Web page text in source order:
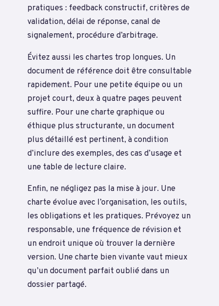
pratiques : feedback constructif, critères de
validation, délai de réponse, canal de
signalement, procédure d’arbitrage.
Évitez aussi les chartes trop longues. Un
document de référence doit être consultable
rapidement. Pour une petite équipe ou un
projet court, deux à quatre pages peuvent
suffire. Pour une charte graphique ou
éthique plus structurante, un document
plus détaillé est pertinent, à condition
d’inclure des exemples, des cas d’usage et
une table de lecture claire.
Enfin, ne négligez pas la mise à jour. Une
charte évolue avec l’organisation, les outils,
les obligations et les pratiques. Prévoyez un
responsable, une fréquence de révision et
un endroit unique où trouver la dernière
version. Une charte bien vivante vaut mieux
qu’un document parfait oublié dans un
dossier partagé.